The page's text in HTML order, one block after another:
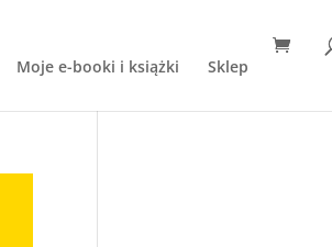
Moje e-booki i książki Sklep